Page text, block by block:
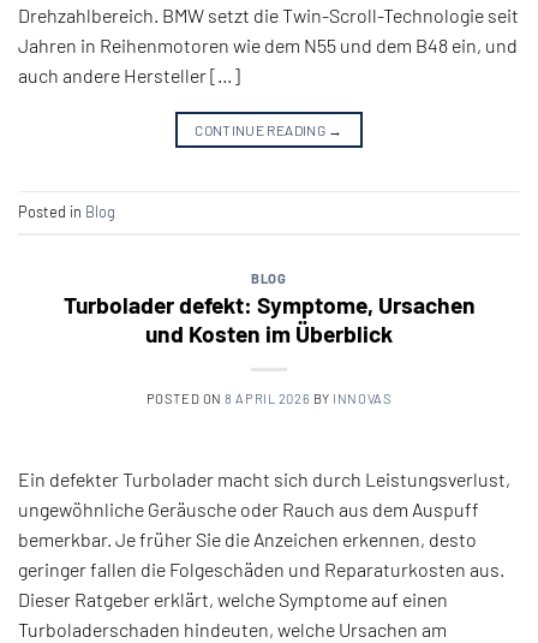
Drehzahlbereich. BMW setzt die Twin-Scroll-Technologie seit
Jahren in Reihenmotoren wie dem N55 und dem B48 ein, und
auch andere Hersteller […]
CONTINUE READING →
Posted in Blog
BLOG
Turbolader defekt: Symptome, Ursachen
und Kosten im Überblick
POSTED ON8 APRIL 2026 BY INNOVAS
Ein defekter Turbolader macht sich durch Leistungsverlust,
ungewöhnliche Geräusche oder Rauch aus dem Auspuff
bemerkbar. Je früher Sie die Anzeichen erkennen, desto
geringer fallen die Folgeschäden und Reparaturkosten aus.
Dieser Ratgeber erklärt, welche Symptome auf einen
Turboladerschaden hindeuten, welche Ursachen am